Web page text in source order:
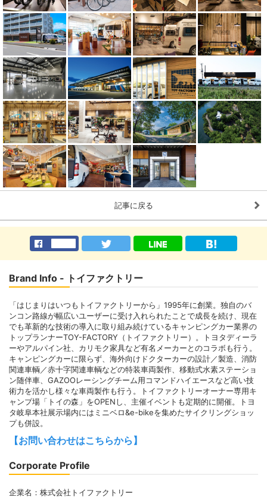
記事に戻る
Brand Info - トイファクトリー
「はじまりはいつもトイファクトリーから」1995年に創業。独自のバ
ンコン路線が幅広いユーザーに受け入れられたことで成長を続け、現在
でも革新的な技術の導入に取り組み続けているキャンピングカー業界の
トップランナーTOY-FACTORY（トイファクトリー）。トヨタディーラ
ーやアルパイン社、カリモク家具など有名メーカーとのコラボも行う。
キャンピングカーに限らず、海外向けドクターカーの設計／製造、消防
関連車輌／赤十字関連車輌などの特装車両製作、移動式水素ステーショ
ン随伴車、GAZOOレーシングチーム用コマンドハイエースなど高い技
術力を活かし様々な車両製作も行う。トイファクトリーオーナー専用キ
ャンプ場「トイの森」をOPENし、主催イベントも定期的に開催。トヨ
タ岐阜本社展示場内にはミニベロ&e-bikeを集めたサイクリングショッ
プも併設。
【お問い合わせはこちらから】
Corporate Profile
企業名：株式会社トイファクトリー